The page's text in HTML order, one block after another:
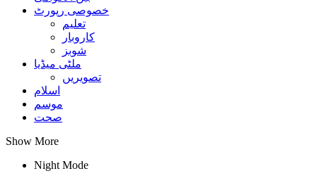
خصوصی رپورٹ
تعلیم
کاروبار
شوبز
ملٹی میڈیا
تصویریں
اسلام
موسم
صحت
Show More
Night Mode